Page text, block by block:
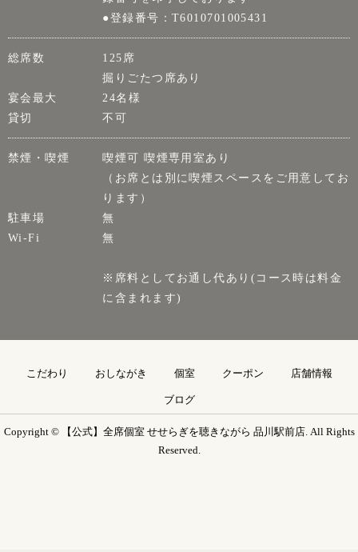
●登録番号：T6010701005431
総席数
125席
掘りごたつ席あり
宴会最大
24名様
貸切
不可
禁煙・喫煙
喫煙可 喫煙専用室あり
（お席とは別に喫煙スペースをご用意してお
ります）
駐車場
無
Wi-Fi
無
※席料としてお通し代あり(コース時は料金
に含まれます)
こだわり おしながき 個室 クーポン 店舗情報
ブログ
Copyright © 【公式】全席個室 せせらぎを聴きながら 品川駅前店. All Rights
Reserved.